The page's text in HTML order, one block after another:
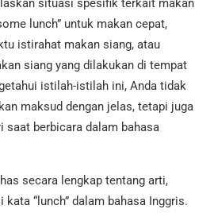
situasi spesifik terkait makan
lunch” untuk makan cepat,
istirahat makan siang, atau
siang yang dilakukan di tempat
istilah-istilah ini, Anda tidak
maksud dengan jelas, tetapi juga
saat berbicara dalam bahasa
secara lengkap tentang arti,
kata “lunch” dalam bahasa Inggris.